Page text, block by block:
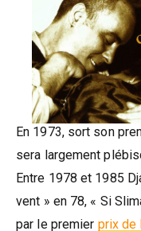
En 1973, sort son
sera largement
Entre 1978 et 1985
vent » en 78, « Si
par le premier prix de